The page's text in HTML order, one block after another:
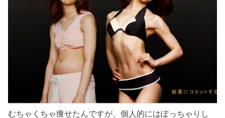
むちゃくちゃ痩せたんですが、個人的にはぽっちゃりし